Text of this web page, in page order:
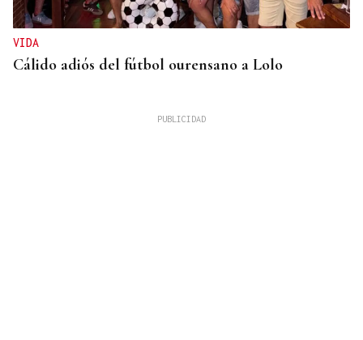
VIDA
Cálido adiós del fútbol ourensano a Lolo